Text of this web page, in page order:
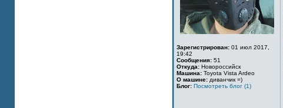
Зарегистрирован: 01 июл 2017,
19:42
Сообщения: 51
Откуда: Новороссийск
Машина: Toyota Vista Ardeo
О машине: диванчик =)
Блог: Посмотреть блог (1)